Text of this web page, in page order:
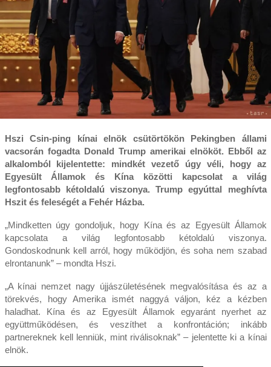
Hszi Csin-ping kínai elnök csütörtökön Pekingben állami
vacsorán fogadta Donald Trump amerikai elnököt. Ebből az
alkalomból kijelentette: mindkét vezető úgy véli, hogy az
Egyesült Államok és Kína közötti kapcsolat a világ
legfontosabb kétoldalú viszonya. Trump egyúttal meghívta
Hszit és feleségét a Fehér Házba.
„Mindketten úgy gondoljuk, hogy Kína és az Egyesült Államok
kapcsolata a világ legfontosabb kétoldalú viszonya.
Gondoskodnunk kell arról, hogy működjön, és soha nem szabad
elrontanunk” – mondta Hszi.
„A kínai nemzet nagy újjászületésének megvalósítása és az a
törekvés, hogy Amerika ismét naggyá váljon, kéz a kézben
haladhat. Kína és az Egyesült Államok egyaránt nyerhet az
együttműködésen, és veszíthet a konfrontáción; inkább
partnereknek kell lenniük, mint riválisoknak” – jelentette ki a kínai
elnök.